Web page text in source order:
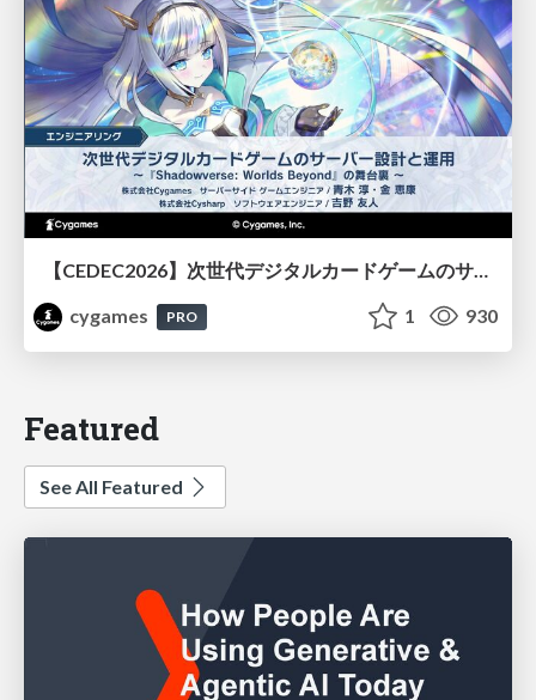
【CEDEC2026】次世代デジタルカードゲームのサーバー設計と運用 〜『Shadowverse: Worlds Beyond』の舞台裏～
cygames
PRO 1 930
Featured
See All Featured